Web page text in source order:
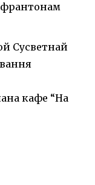
франтонам
Сусветнай
кафе “На